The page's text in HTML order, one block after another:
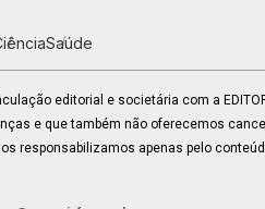
Saúde
editorial e societária com a
e que também não oferecemos
responsabilizamos apenas pelo